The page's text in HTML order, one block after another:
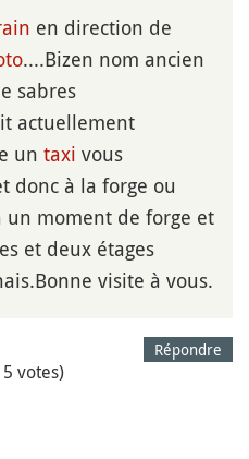
en direction de
....Bizen nom ancien
sabres
actuellement
un taxi vous
donc à la forge ou
un moment de forge et
et deux étages
visite à vous.
Répondre
votes)